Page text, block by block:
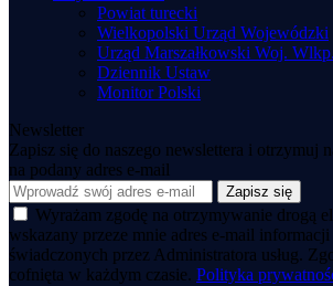
Powiat turecki
Wielkopolski Urząd Wojewódzki
Urząd Marszałkowski Woj. Wlkp.
Dziennik Ustaw
Monitor Polski
Newsletter
Zapisz się do naszego newslettera i otrzymuj
na podany adres e-mail
Wyrażam zgodę na otrzymywanie drogą
wskazany przeze mnie adres e-mail
świadczonych przez Administratora usług.
cofnięta w każdym czasie. Polityka